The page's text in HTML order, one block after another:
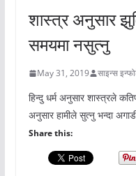
शास्त्र अनुसार
समयमा नसुत्नु
May 31, 2019 साइन्स
हिन्दु धर्म अनुसार शास्त्रले
अनुसार हामीले सुत्नु भन्दा
Share this: